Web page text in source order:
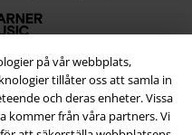
på vår webbplats,
tillåter oss att samla in
och deras enheter. Vissa
kommer från våra partners. Vi